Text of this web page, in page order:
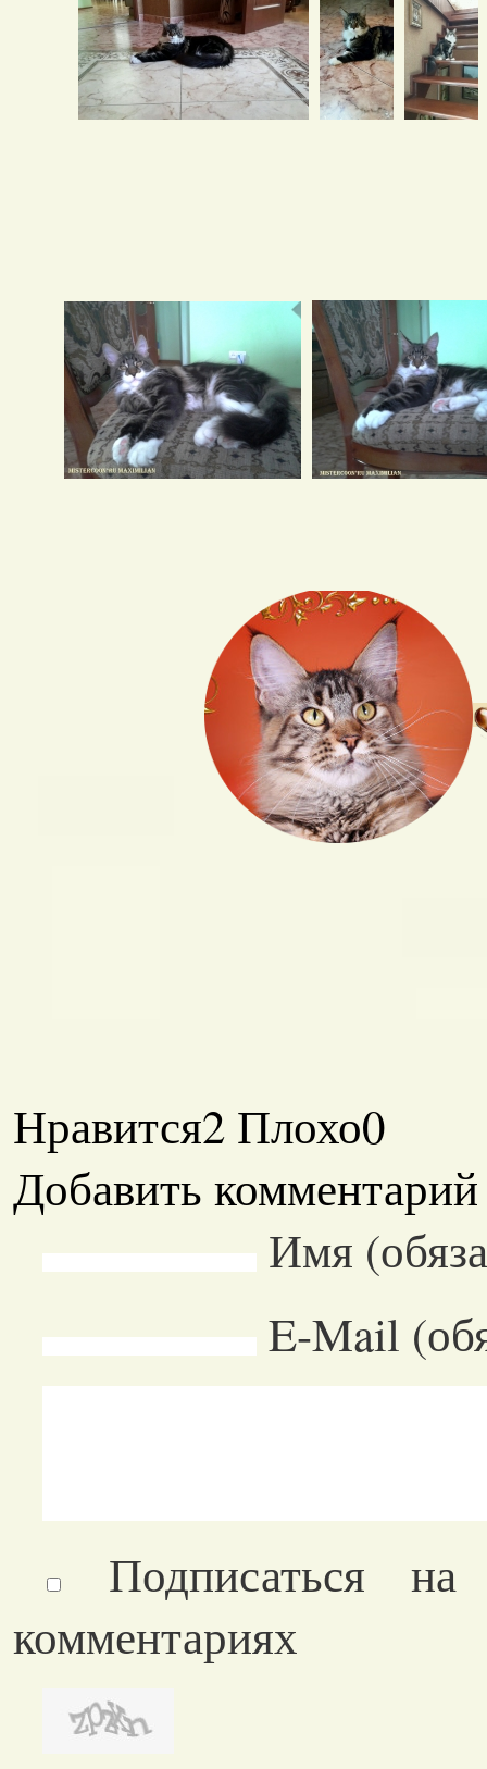
Нравится2 Плохо0
Добавить комментарий
Имя
E-Mail
Подписаться
комментариях